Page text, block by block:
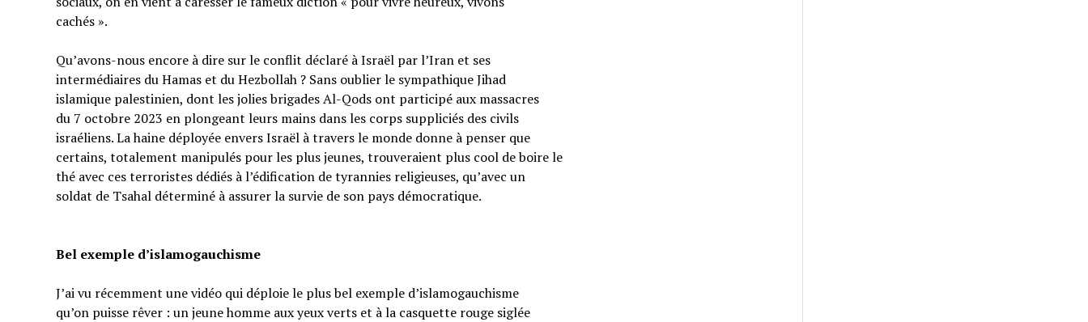
cachés ».
Qu’avons-nous encore à dire sur le conflit déclaré à Israël par l’Iran et ses
intermédiaires du Hamas et du Hezbollah ? Sans oublier le sympathique Jihad
islamique palestinien, dont les jolies brigades Al-Qods ont participé aux massacres
du 7 octobre 2023 en plongeant leurs mains dans les corps suppliciés des civils
israéliens. La haine déployée envers Israël à travers le monde donne à penser que
certains, totalement manipulés pour les plus jeunes, trouveraient plus cool de boire le
thé avec ces terroristes dédiés à l’édification de tyrannies religieuses, qu’avec un
soldat de Tsahal déterminé à assurer la survie de son pays démocratique.
Bel exemple d’islamogauchisme
J’ai vu récemment une vidéo qui déploie le plus bel exemple d’islamogauchisme
qu’on puisse rêver : un jeune homme aux yeux verts et à la casquette rouge siglée